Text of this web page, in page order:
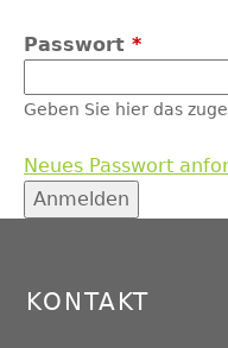
Passwort *
Geben Sie hier das
Neues Passwort
Back
to
KONTAKT